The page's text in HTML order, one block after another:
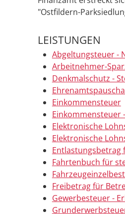
"Ostfildern-
LEISTUNGEN
Abgeltungsteuer -
Arbeitnehmer-
Denkmalschutz -
Einkommensteuer
Einkommensteuer
Elektronische
Elektronische
Entlastungsbetrag
Fahrtenbuch für
Freibetrag für
Gewerbesteuer -